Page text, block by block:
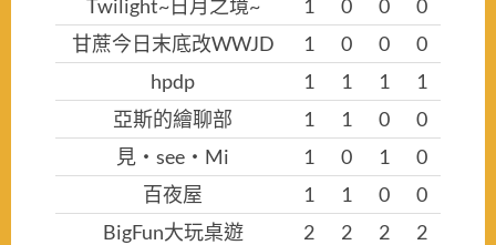
Twilight~日月之境~
1 0 0
0
甘蔗今日末底改WWJD
1 0 0
0
hpdp
1 1 1
1
亞斯的繪聊部
1 1 0
0
見‧see‧Mi
1 0 1
0
百夜屋
1 1 0
0
BigFun大玩桌遊
2 2 2
2